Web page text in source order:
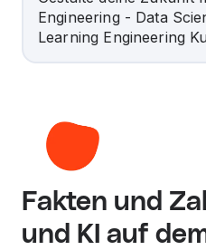
Engineering - Data
Learning Engineering
Fakten und
und KI auf